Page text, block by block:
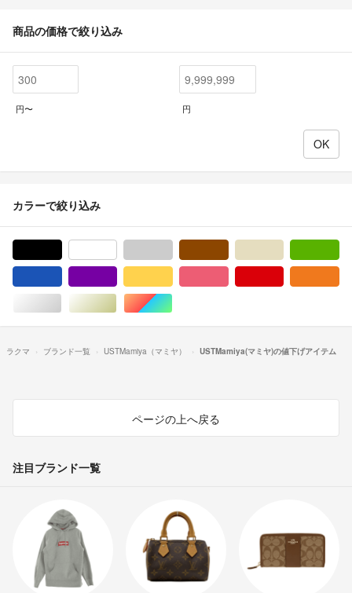
商品の価格で絞り込み
円〜 円
カラーで絞り込み
シルバー/銀色系ゴールド/金色系マルチカラー
ラクマ ブランド一覧 USTMamiya（マミヤ） USTMamiya(マミヤ)の値下げアイテム
ページの上へ戻る
注目ブランド一覧